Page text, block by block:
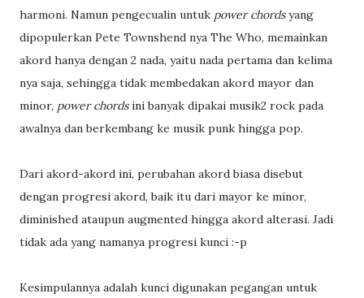
harmoni. Namun pengecualin untuk power chordsyang
dipopulerkan Pete Townshend nya The Who, memainkan
akord hanya dengan 2 nada, yaitu nada pertama dan kelima
nya saja, sehingga tidak membedakan akord mayor dan
minor, power chordsini banyak dipakai musik2 rock pada
awalnya dan berkembang ke musik punk hingga pop.
Dari akord-akord ini, perubahan akord biasa disebut
dengan progresi akord, baik itu dari mayor ke minor,
diminished ataupun augmented hingga akord alterasi. Jadi
tidak ada yang namanya progresi kunci :-p
Kesimpulannya adalah kunci digunakan pegangan untuk